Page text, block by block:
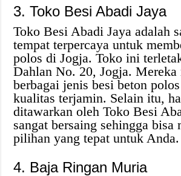
3. Toko Besi Abadi Jaya
Toko Besi Abadi Jaya adalah
tempat terpercaya untuk
polos di Jogja. Toko ini
Dahlan No. 20, Jogja. Mereka
berbagai jenis besi beton
kualitas terjamin. Selain itu,
ditawarkan oleh Toko Besi
sangat bersaing sehingga bisa
pilihan yang tepat untuk Anda.
4. Baja Ringan Muria